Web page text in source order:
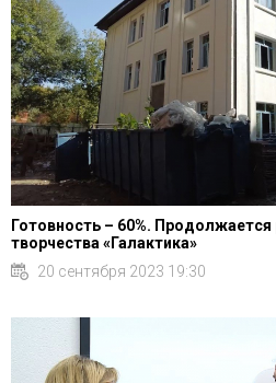
Готовность – 60%.
творчества «Галактика»
20 сентября 2023 19:30